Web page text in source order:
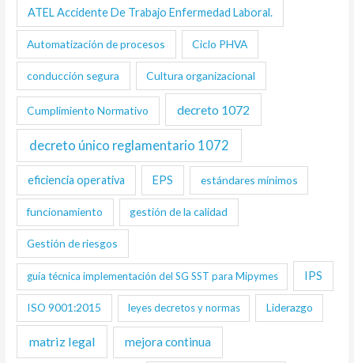
ATEL Accidente De Trabajo Enfermedad Laboral.
Automatización de procesos Ciclo PHVA
conducción segura Cultura organizacional
Cumplimiento Normativo decreto 1072
decreto único reglamentario 1072
eficiencia operativa EPS estándares mínimos
funcionamiento gestión de la calidad
Gestión de riesgos
guía técnica implementación del SG SST para Mipymes IPS
ISO 9001:2015 leyes decretos y normas Liderazgo
matriz legal mejora continua